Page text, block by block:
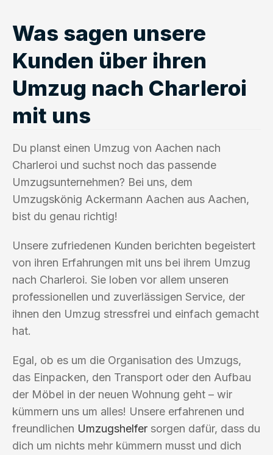
Was sagen unsere
Kunden über ihren
Umzug nach Charleroi
mit uns
Du planst einen Umzug von Aachen nach
Charleroi und suchst noch das passende
Umzugsunternehmen? Bei uns, dem
Umzugskönig Ackermann Aachen aus Aachen,
bist du genau richtig!
Unsere zufriedenen Kunden berichten begeistert
von ihren Erfahrungen mit uns bei ihrem Umzug
nach Charleroi. Sie loben vor allem unseren
professionellen und zuverlässigen Service, der
ihnen den Umzug stressfrei und einfach gemacht
hat.
Egal, ob es um die Organisation des Umzugs,
das Einpacken, den Transport oder den Aufbau
der Möbel in der neuen Wohnung geht – wir
kümmern uns um alles! Unsere erfahrenen und
freundlichen Umzugshelfer sorgen dafür, dass du
dich um nichts mehr kümmern musst und dich